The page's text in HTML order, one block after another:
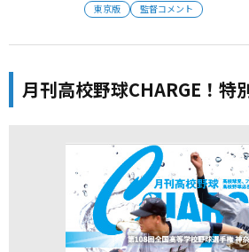
東京版 監督コメント
月刊高校野球CHARGE！特